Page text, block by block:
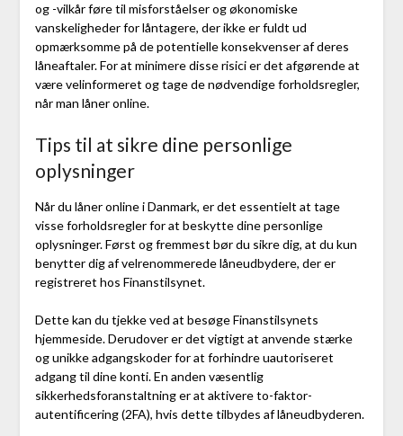
og -vilkår føre til misforståelser og økonomiske
vanskeligheder for låntagere, der ikke er fuldt ud
opmærksomme på de potentielle konsekvenser af deres
låneaftaler. For at minimere disse risici er det afgørende at
være velinformeret og tage de nødvendige forholdsregler,
når man låner online.
Tips til at sikre dine personlige
oplysninger
Når du låner online i Danmark, er det essentielt at tage
visse forholdsregler for at beskytte dine personlige
oplysninger. Først og fremmest bør du sikre dig, at du kun
benytter dig af velrenommerede låneudbydere, der er
registreret hos Finanstilsynet.
Dette kan du tjekke ved at besøge Finanstilsynets
hjemmeside. Derudover er det vigtigt at anvende stærke
og unikke adgangskoder for at forhindre uautoriseret
adgang til dine konti. En anden væsentlig
sikkerhedsforanstaltning er at aktivere to-faktor-
autentificering (2FA), hvis dette tilbydes af låneudbyderen.